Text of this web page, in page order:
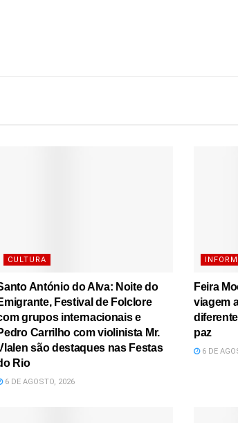
CULTURA
António do Alva: Noite do
Festival de Folclore
grupos internacionais e
Carrilho com violinista Mr.
são destaques nas Festas
Rio
6 DE AGOSTO, 2026
Feira
viagem
paz
6 DE